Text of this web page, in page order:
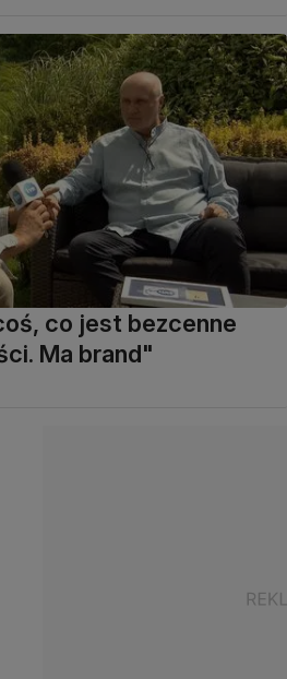
co jest bezcenne
Ma brand"